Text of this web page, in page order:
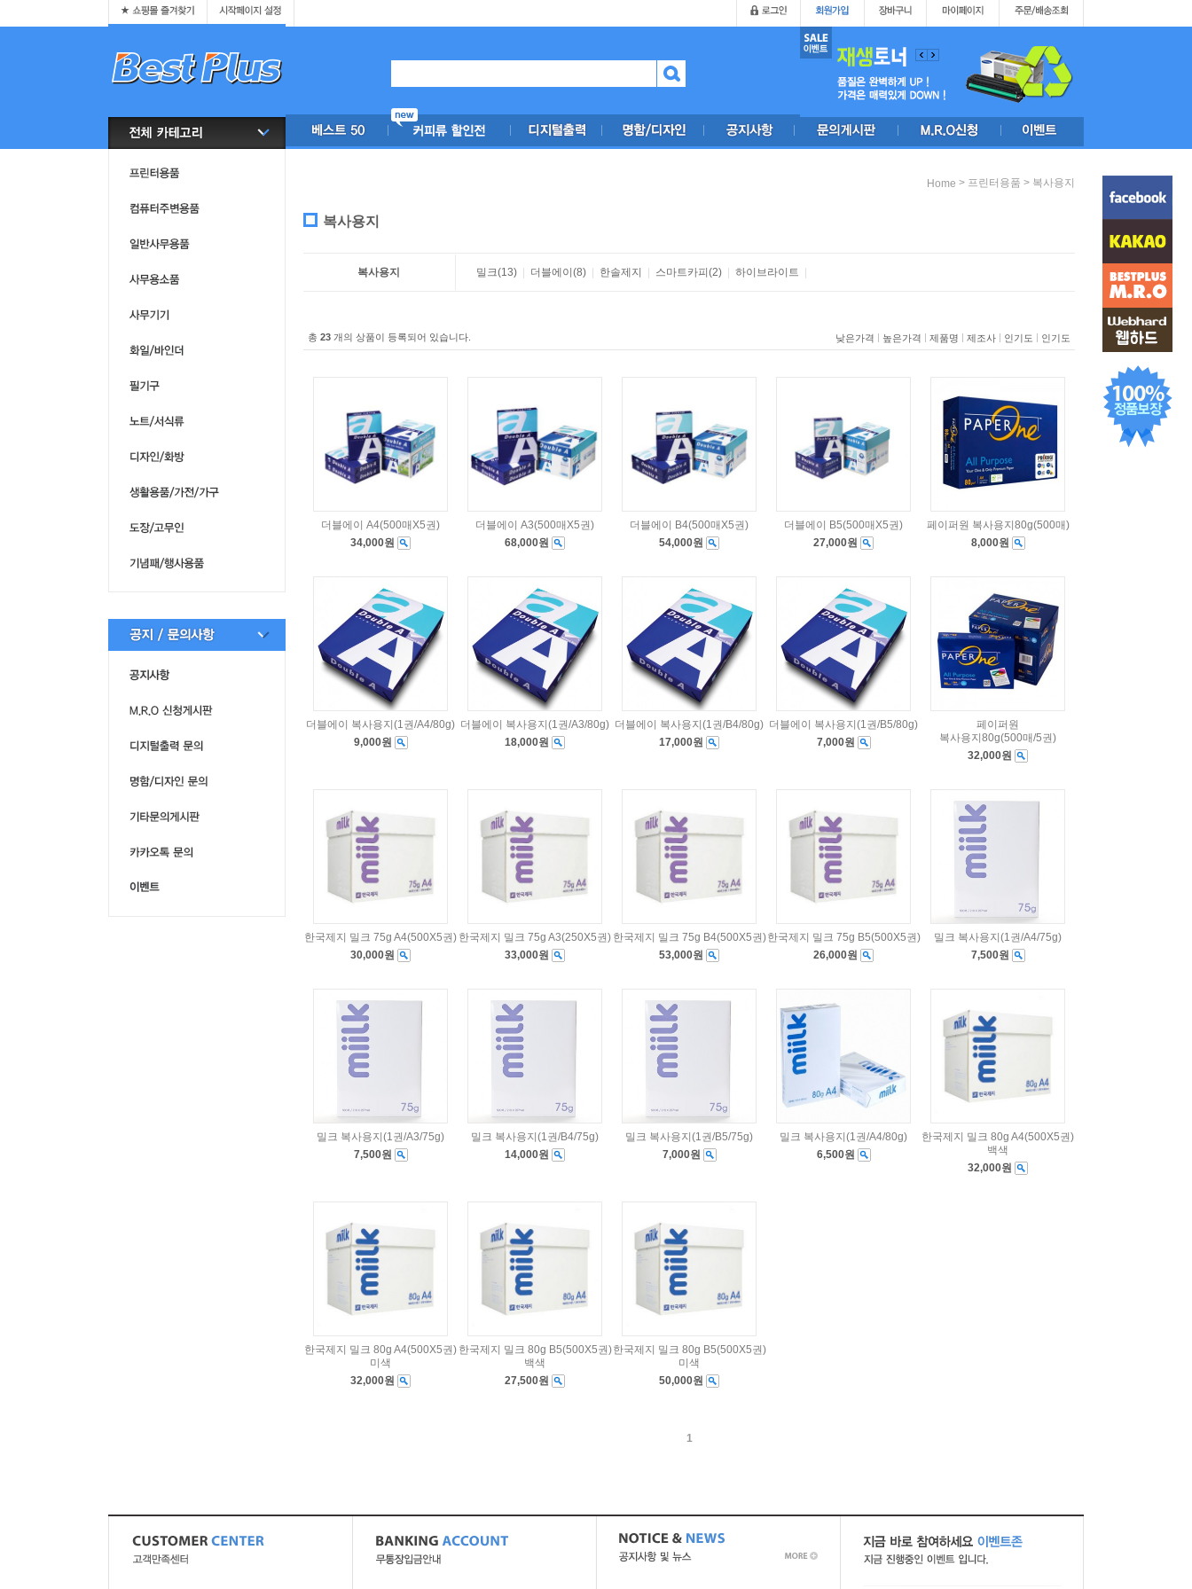
Home > 프린터용품 > 복사용지
복사용지
복사용지 밀크(13) 더블에이 (8) 한솔제지 스마트카피 (2) 하이브라이트
총 23 개의 상품이 등록되어 있습니다. 낮은가격 | 높은가격 | 제품명 | 제조사 | 인기도 | 인기도
더블에이 A4(500매X5권)
34,000원
더블에이 A3(500매X5권)
68,000원
더블에이 B4(500매X5권)
54,000원
더블에이 B5(500매X5권)
27,000원
페이퍼원 복사용지80g(500매)
8,000원
더블에이 복사용지(1권/A4/80g)
9,000원
더블에이 복사용지(1권/A3/80g)
18,000원
더블에이 복사용지(1권/B4/80g)
17,000원
더블에이 복사용지(1권/B5/80g)
7,000원
페이퍼원
복사용지80g(500매/5권)
32,000원
한국제지 밀크 75g A4(500X5권)
30,000원
한국제지 밀크 75g A3(250X5권)
33,000원
한국제지 밀크 75g B4(500X5권)
53,000원
한국제지 밀크 75g B5(500X5권)
26,000원
밀크 복사용지(1권/A4/75g)
7,500원
밀크 복사용지(1권/A3/75g)
7,500원
밀크 복사용지(1권/B4/75g)
14,000원
밀크 복사용지(1권/B5/75g)
7,000원
밀크 복사용지(1권/A4/80g)
6,500원
한국제지 밀크 80g A4(500X5권)
백색
32,000원
한국제지 밀크 80g A4(500X5권)
미색
32,000원
한국제지 밀크 80g B5(500X5권)
백색
27,500원
한국제지 밀크 80g B5(500X5권)
미색
50,000원
1